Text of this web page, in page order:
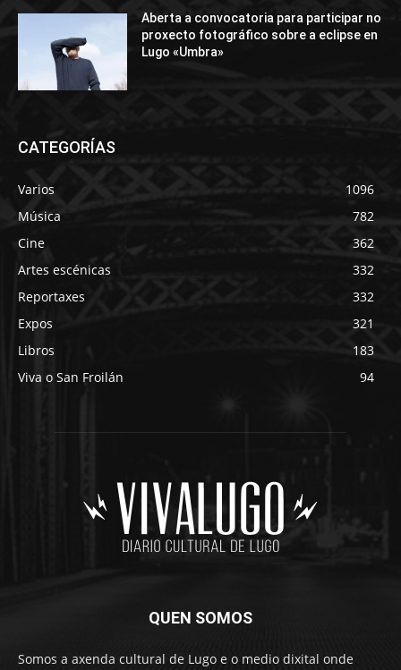
Aberta a convocatoria para participar no
proxecto fotográfico sobre a eclipse en
Lugo «Umbra»
CATEGORÍAS
Varios
1096
Música
782
Cine
362
Artes escénicas
332
Reportaxes
332
Expos
321
Libros
183
Viva o San Froilán
94
QUEN SOMOS
Somos a axenda cultural de Lugo e o medio dixital onde